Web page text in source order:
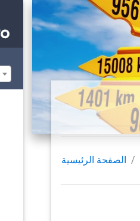
الصفحة الرئيسية